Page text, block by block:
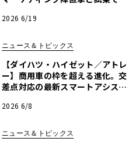
動車業界の研究】《LE VOLANT
2026 6/19
ニュース＆トピックス
【ダイハツ・ハイゼット／アトレ
ー】商用車の枠を超える進化。交
差点対応の最新スマートアシスト
2026 6/8
ニュース＆トピックス